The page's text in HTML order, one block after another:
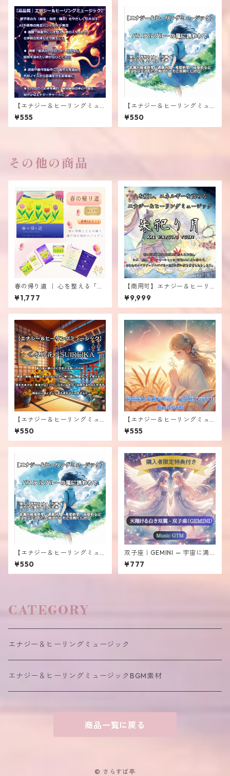
【エナジー＆ヒーリングミュ
ージック】 ≪輝く炎を灯す君
は太陽 - 獅子座（LEO）≫
¥555
【エナジー＆ヒーリングミュ
ージック】 ≪パステルブルー
の風に誘われて≫
¥550
その他の商品
春の帰り道 ｜ 心を整える「音
のお守り」
¥1,777
【商用可】エナジー＆ヒーリ
ングミュージック ≪朱祀り
月≫ AKE MATSURI TSUKI
¥9,999
【エナジー＆ヒーリングミュ
ージック】 ≪水玲花≫SUIREI
KA
¥550
【エナジー＆ヒーリングミュ
ージック】≪碧空染める純白
の花 - 乙女座(VIRGO)≫
¥555
【エナジー＆ヒーリングミュ
ージック】 ≪パステルブルー
の風に誘われて≫
¥550
双子座｜GEMINI — 宇宙に満
ちる愛と優しさを添えるリス
ニング用音楽
¥777
CATEGORY
エナジー＆ヒーリングミュージック
エナジー＆ヒーリングミュージックBGM素材
商品一覧に戻る
© さらすば亭